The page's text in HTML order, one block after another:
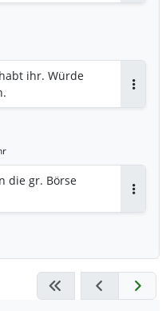
ihr. Würde
die gr. Börse